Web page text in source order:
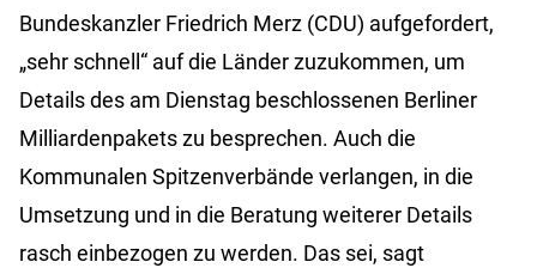
Bundeskanzler Friedrich Merz (CDU) aufgefordert,
„sehr schnell“ auf die Länder zuzukommen, um
Details des am Dienstag beschlossenen Berliner
Milliardenpakets zu besprechen. Auch die
Kommunalen Spitzenverbände verlangen, in die
Umsetzung und in die Beratung weiterer Details
rasch einbezogen zu werden. Das sei, sagt